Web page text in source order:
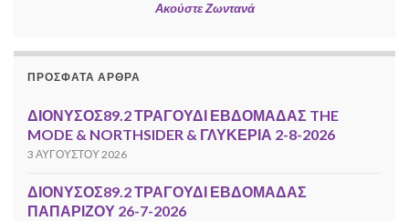
Ακούστε Ζωντανά
ΠΡΌΣΦΑΤΑ ΆΡΘΡΑ
ΔΙΟΝΥΣΟΣ89.2 ΤΡΑΓΟΥΔΙ ΕΒΔΟΜΑΔΑΣ THE
MODE & NORTHSIDER & ΓΛΥΚΕΡΙΑ 2-8-2026
3 ΑΥΓΟΎΣΤΟΥ 2026
ΔΙΟΝΥΣΟΣ89.2 ΤΡΑΓΟΥΔΙ ΕΒΔΟΜΑΔΑΣ
ΠΑΠΑΡΙΖΟΥ 26-7-2026